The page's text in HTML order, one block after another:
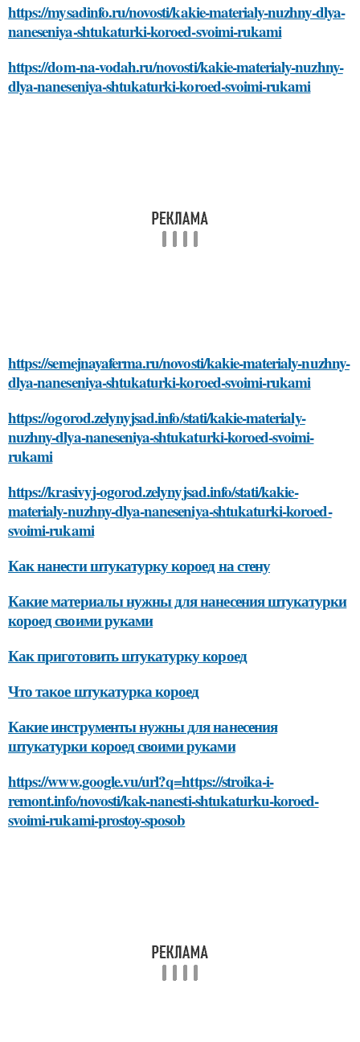
https://mysadinfo.ru/novosti/kakie-materialy-nuzhny-dlya-
naneseniya-shtukaturki-koroed-svoimi-rukami
https://dom-na-vodah.ru/novosti/kakie-materialy-nuzhny-
dlya-naneseniya-shtukaturki-koroed-svoimi-rukami
https://semejnayaferma.ru/novosti/kakie-materialy-nuzhny-
dlya-naneseniya-shtukaturki-koroed-svoimi-rukami
https://ogorod.zelynyjsad.info/stati/kakie-materialy-
nuzhny-dlya-naneseniya-shtukaturki-koroed-svoimi-
rukami
https://krasivyj-ogorod.zelynyjsad.info/stati/kakie-
materialy-nuzhny-dlya-naneseniya-shtukaturki-koroed-
svoimi-rukami
Как нанести штукатурку короед на стену
Какие материалы нужны для нанесения штукатурки
короед своими руками
Как приготовить штукатурку короед
Что такое штукатурка короед
Какие инструменты нужны для нанесения
штукатурки короед своими руками
https://www.google.vu/url?q=https://stroika-i-
remont.info/novosti/kak-nanesti-shtukaturku-koroed-
svoimi-rukami-prostoy-sposob